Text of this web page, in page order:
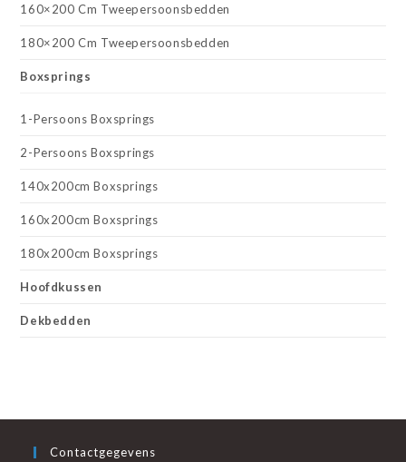
160×200 Cm Tweepersoonsbedden
180×200 Cm Tweepersoonsbedden
Boxsprings
1-Persoons Boxsprings
2-Persoons Boxsprings
140x200cm Boxsprings
160x200cm Boxsprings
180x200cm Boxsprings
Hoofdkussen
Dekbedden
Contactgegevens